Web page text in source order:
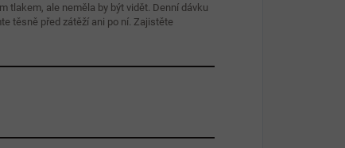
tlakem, ale neměla by být vidět. Denní dávku
těsně před zátěží ani po ní. Zajistěte